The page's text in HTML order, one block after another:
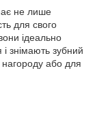
не лише
для свого
ідеально
знімають зубний
нагороду або для